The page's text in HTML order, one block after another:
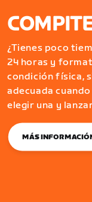
¿Tienes poco
24 horas y
condición física,
adecuada
elegir una y
MÁS